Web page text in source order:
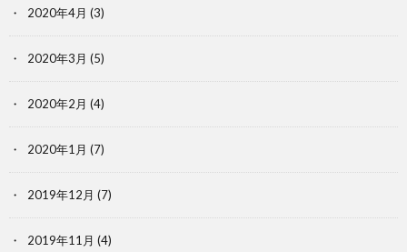
2020年4月 (3)
2020年3月 (5)
2020年2月 (4)
2020年1月 (7)
2019年12月 (7)
2019年11月 (4)